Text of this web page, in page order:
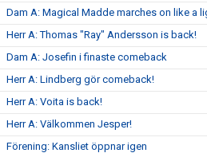
Dam A: Magical Madde marches on like a
Herr A: Thomas "Ray" Andersson is back!
Dam A: Josefin i finaste comeback
Herr A: Lindberg gör comeback!
Herr A: Voita is back!
Herr A: Välkommen Jesper!
Förening: Kansliet öppnar igen